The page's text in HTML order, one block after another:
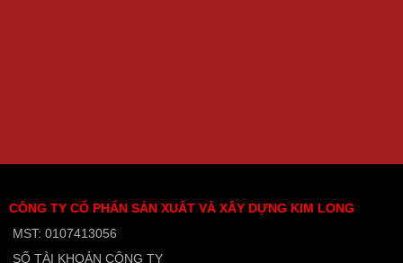
CÔNG TY CỔ PHẨN SẢN XUẤT VÀ XÂY DỰNG KIM LONG
MST: 0107413056
SỐ TÀI KHOẢN CÔNG TY